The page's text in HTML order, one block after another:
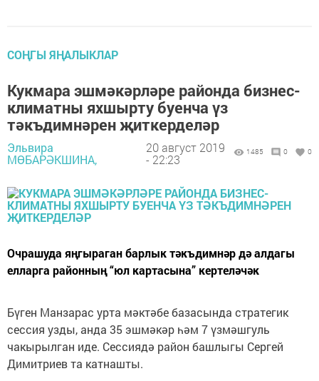
СОҢГЫ ЯҢАЛЫКЛАР
Кукмара эшмәкәрләре районда бизнес-
климатны яхшырту буенча үз
тәкъдимнәрен җиткерделәр
Эльвира
МӨБАРӘКШИНА,
20 август 2019
- 22:23
1485 0 0
Очрашуда яңгыраган барлык тәкъдимнәр дә алдагы
елларга районның “юл картасына” кертеләчәк
Бүген Манзарас урта мәктәбе базасында стратегик
сессия узды, анда 35 эшмәкәр һәм 7 үзмәшгуль
чакырылган иде. Сессиядә район башлыгы Сергей
Димитриев та катнашты.